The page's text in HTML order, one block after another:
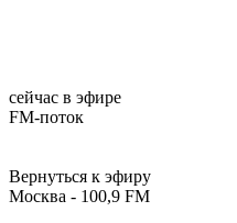
сейчас в эфире
FM-поток
Вернуться к эфиру
Москва - 100,9 FM